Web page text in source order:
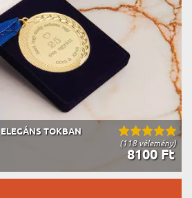
(118 vélemény)
TOKBAN
8100 Ft